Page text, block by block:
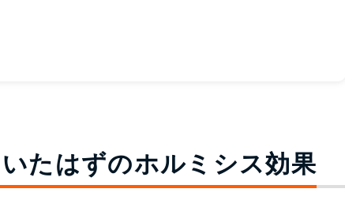
たはずのホルミシス効果